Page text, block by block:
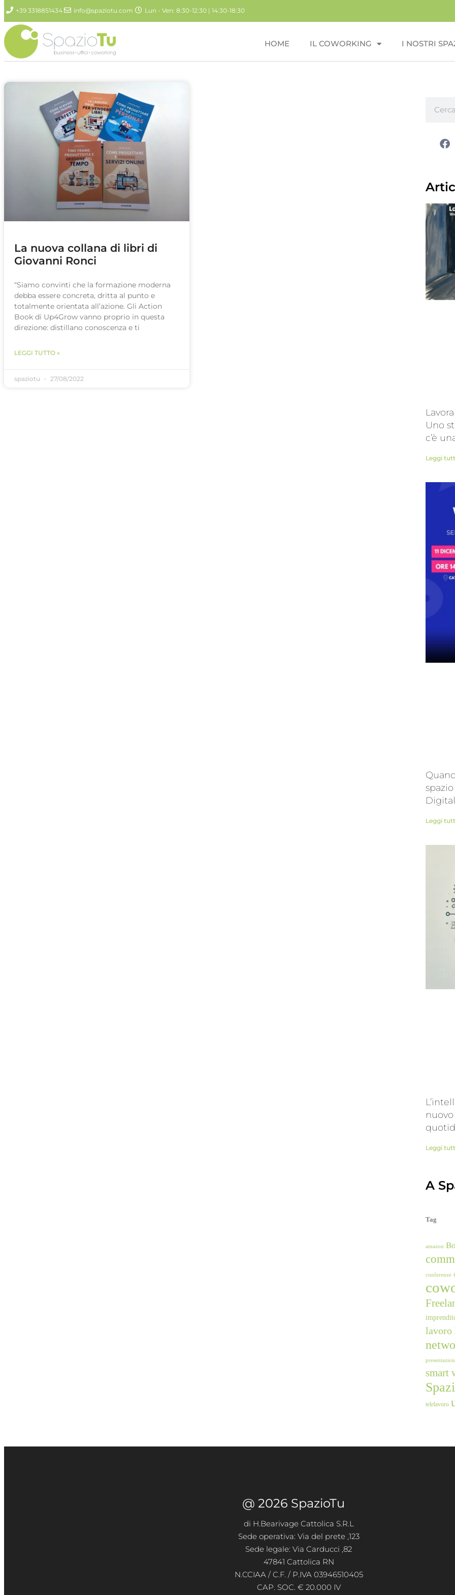
+39 3318851434 info@spaziotu.com Lun - Ven: 8:30-12:30 | 14:30-18:30
HOME IL COWORKING I NOSTRI
La nuova collana di libri di
Giovanni Ronci
“Siamo convinti che la formazione moderna
debba essere concreta, dritta al punto e
totalmente orientata all’azione. Gli Action
Book di Up4Grow vanno proprio in questa
direzione: distillano conoscenza e ti
LEGGI TUTTO »
spaziotu 27/08/2022
Uno
c’è
Leggi
Leggi
Leggi
A
Tag
amazon
conferenze
lavoro
smart
telelavoro
@ 2026 SpazioTu
di H.Bearivage Cattolica S.R.L
Sede operativa: Via del prete ,123
Sede legale: Via Carducci ,82
47841 Cattolica RN
N.CCIAA / C.F. / P.IVA 03946510405
CAP. SOC. € 20.000 IV